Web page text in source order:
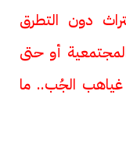
دون التطرق
أو حتى
غياهب الجُب.. ما